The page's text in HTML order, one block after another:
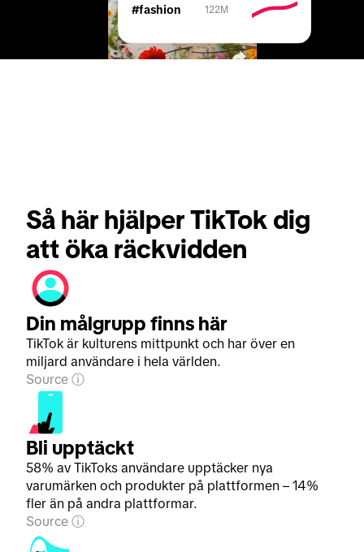
#fashion 122M
Så här hjälper TikTok dig
att öka räckvidden
Din målgrupp finns här
TikTok är kulturens mittpunkt och har över en
miljard användare i hela världen.
Source
Bli upptäckt
58% av TikToks användare upptäcker nya
varumärken och produkter på plattformen – 14%
fler än på andra plattformar.
Source